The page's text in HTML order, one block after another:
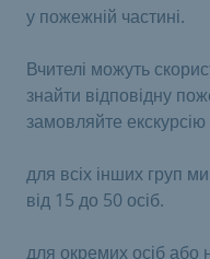
у пожежній частині.
Вчителі можуть
знайти відповідну
замовляйте
для всіх інших груп
від 15 до 50 осіб.
для окремих осіб або